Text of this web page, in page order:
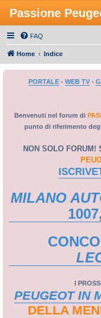
Passione
FAQ
Home Indice
PORTALE- WEB TV-
Benvenuti nel forum di
punto di riferimento
NON SOLO FORUM!
MILANO
I
PEUGEOT IN
DELLA